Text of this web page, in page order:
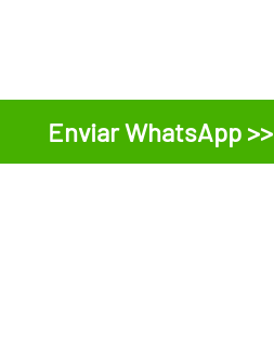
Enviar WhatsApp >>